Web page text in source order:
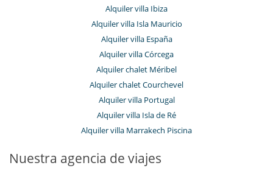
Alquiler villa Ibiza
Alquiler villa Isla Mauricio
Alquiler villa España
Alquiler villa Córcega
Alquiler chalet Méribel
Alquiler chalet Courchevel
Alquiler villa Portugal
Alquiler villa Isla de Ré
Alquiler villa Marrakech Piscina
Nuestra agencia de viajes